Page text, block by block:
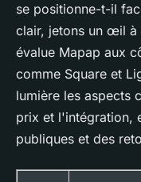
se positionne-t-il
clair, jetons un œil à
évalue Mapap aux
comme Square et
lumière les aspects
prix et l'intégration,
publiques et des